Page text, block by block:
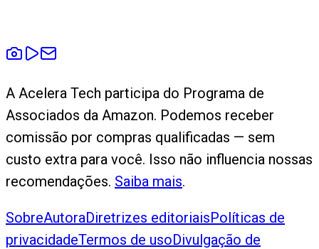
A Acelera Tech participa do Programa de
Associados da Amazon. Podemos receber
comissão por compras qualificadas — sem
custo extra para você. Isso não influencia nossas
recomendações. Saiba mais.
SobreAutoraDiretrizes editoriaisPolíticas de
privacidadeTermos de usoDivulgação de